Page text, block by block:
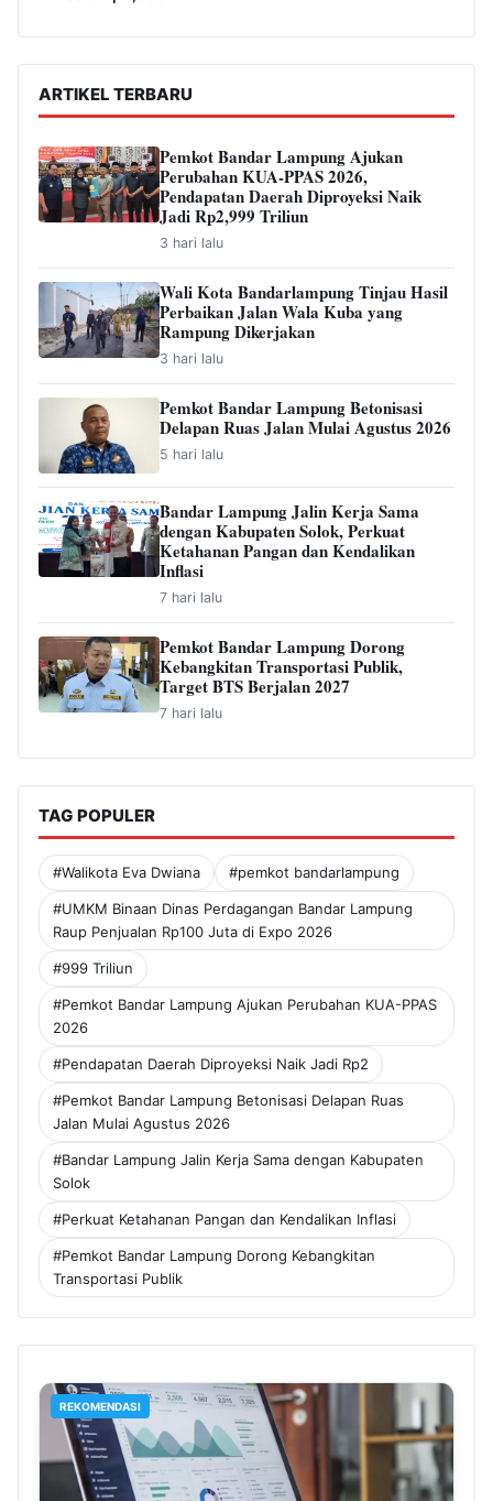
ARTIKEL TERBARU
Pemkot Bandar Lampung Ajukan
Perubahan KUA-PPAS 2026,
Pendapatan Daerah Diproyeksi Naik
Jadi Rp2,999 Triliun
3 hari lalu
Wali Kota Bandarlampung Tinjau Hasil
Perbaikan Jalan Wala Kuba yang
Rampung Dikerjakan
3 hari lalu
Pemkot Bandar Lampung Betonisasi
Delapan Ruas Jalan Mulai Agustus 2026
5 hari lalu
Bandar Lampung Jalin Kerja Sama
dengan Kabupaten Solok, Perkuat
Ketahanan Pangan dan Kendalikan
Inflasi
7 hari lalu
Pemkot Bandar Lampung Dorong
Kebangkitan Transportasi Publik,
Target BTS Berjalan 2027
7 hari lalu
TAG POPULER
#Walikota Eva Dwiana #pemkot bandarlampung
#UMKM Binaan Dinas Perdagangan Bandar Lampung
Raup Penjualan Rp100 Juta di Expo 2026
#999 Triliun
#Pemkot Bandar Lampung Ajukan Perubahan KUA-PPAS
2026
#Pendapatan Daerah Diproyeksi Naik Jadi Rp2
#Pemkot Bandar Lampung Betonisasi Delapan Ruas
Jalan Mulai Agustus 2026
#Bandar Lampung Jalin Kerja Sama dengan Kabupaten
Solok
#Perkuat Ketahanan Pangan dan Kendalikan Inflasi
#Pemkot Bandar Lampung Dorong Kebangkitan
Transportasi Publik
REKOMENDASI